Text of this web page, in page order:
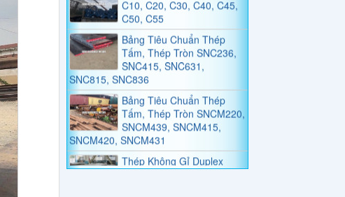
Bảng Tiêu Chuẩn Thép
Tấm, Thép Tròn SNC236,
SNC415, SNC631,
SNC815, SNC836
Bảng Tiêu Chuẩn Thép
Tấm, Thép Tròn SNCM220,
SNCM439, SNCM415,
SNCM420, SNCM431
Thép Không Gỉ Duplex
2205, 2570